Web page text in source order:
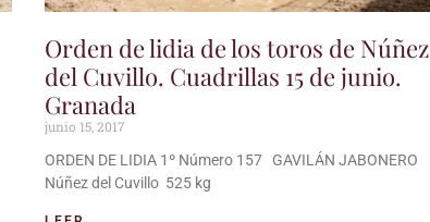
Orden de lidia de los toros de Núñez
del Cuvillo. Cuadrillas 15 de junio.
Granada
junio 15, 2017
ORDEN DE LIDIA 1º Número 157 GAVILÁN JABONERO
Núñez del Cuvillo 525 kg